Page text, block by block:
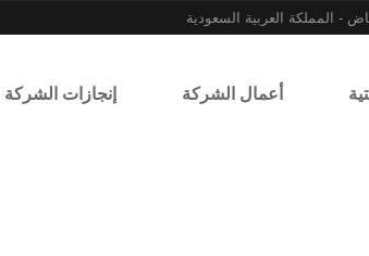
- المملكة العربية السعودية
أعمال الشركة إنجازات الشركة